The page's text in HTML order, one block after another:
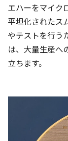
エハーをマイク
平坦化されたス
やテストを行う
は、大量生産へ
立ちます。